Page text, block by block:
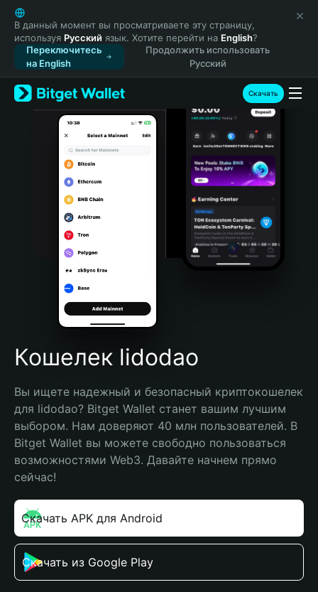
English
日本語
Tiếng Việt
Русский
Español (Latinoamérica)
Türkçe
Italiano
Português (Portugal)
Bahasa Indonesia
Português (Brasil)
Español (Argentina)
В данный момент вы просматриваете эту страницу,
используя Русский язык. Хотите перейти на English?
Переключитесь
на English
Продолжить использовать
Русский
Скачать
Кошелек lidodao
Вы ищете надежный и безопасный криптокошелек
для lidodao? Bitget Wallet станет вашим лучшим
выбором. Нам доверяют 40 млн пользователей. В
Bitget Wallet вы можете свободно пользоваться
возможностями Web3. Давайте начнем прямо
сейчас!
Скачать APK для Android
Скачать из Google Play